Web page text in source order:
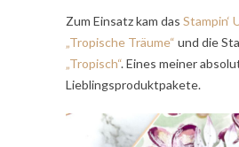
Zum Einsatz kam das Stampin‘
„Tropische Träume“ und die
„Tropisch“. Eines meiner
Lieblingsproduktpakete.